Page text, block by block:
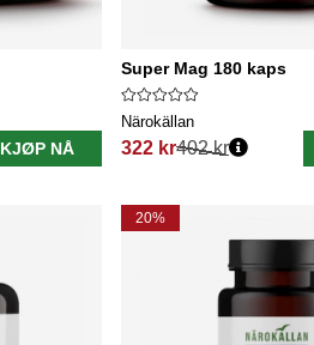
KJØP NÅ
Super Mag 180 kaps
Närokällan
322 kr
Vanlig pris:
402 kr
20%